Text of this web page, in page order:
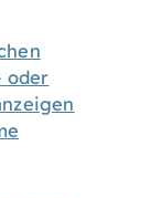
oder